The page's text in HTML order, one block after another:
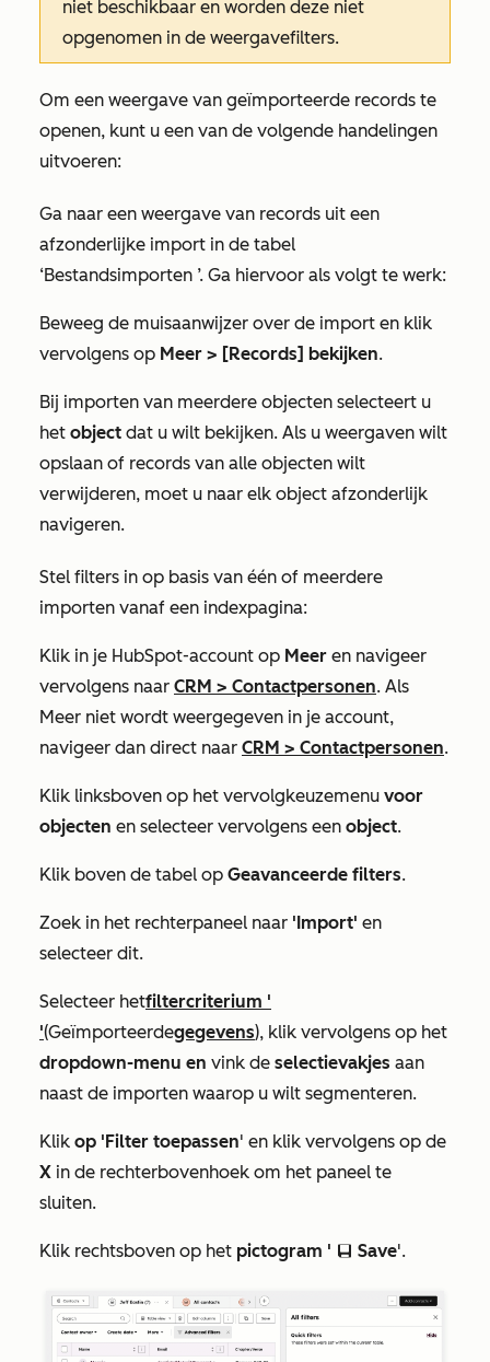
niet beschikbaar en worden deze niet
opgenomen in de weergavefilters.
Om een weergave van geïmporteerde records te
openen, kunt u een van de volgende handelingen
uitvoeren:
Ga naar een weergave van records uit een
afzonderlijke import in de tabel
‘Bestandsimporten ’. Ga hiervoor als volgt te werk:
Beweeg de muisaanwijzer over de import en klik
vervolgens op Meer > [Records] bekijken.
Bij importen van meerdere objecten selecteert u
het object dat u wilt bekijken. Als u weergaven wilt
opslaan of records van alle objecten wilt
verwijderen, moet u naar elk object afzonderlijk
navigeren.
Stel filters in op basis van één of meerdere
importen vanaf een indexpagina:
Klik in je HubSpot-account op Meer en navigeer
vervolgens naar CRM > Contactpersonen. Als
Meer niet wordt weergegeven in je account,
navigeer dan direct naar CRM > Contactpersonen.
Klik linksboven op het vervolgkeuzemenu voor
objecten en selecteer vervolgens een object.
Klik boven de tabel op Geavanceerde filters.
Zoek in het rechterpaneel naar 'Import' en
selecteer dit.
Selecteer hetfiltercriterium '
'(Geïmporteerdegegevens), klik vervolgens op het
dropdown-menu en vink de selectievakjes aan
naast de importen waarop u wilt segmenteren.
Klik op 'Filter toepassen' en klik vervolgens op de
X in de rechterbovenhoek om het paneel te
sluiten.
Klik rechtsboven op het pictogram ' saveEditableViewIcon Save'.